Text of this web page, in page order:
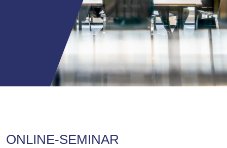
ONLINE-SEMINAR